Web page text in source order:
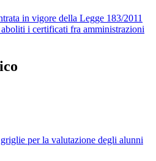
in vigore della Legge 183/2011
i certificati fra amministrazioni
per la valutazione degli alunni